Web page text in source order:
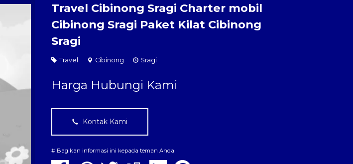
Travel Cibinong Sragi Charter mobil
Cibinong Sragi Paket Kilat Cibinong
Sragi
Travel Cibinong Sragi
Harga Hubungi Kami
Kontak Kami
# Bagikan informasi ini kepada teman Anda